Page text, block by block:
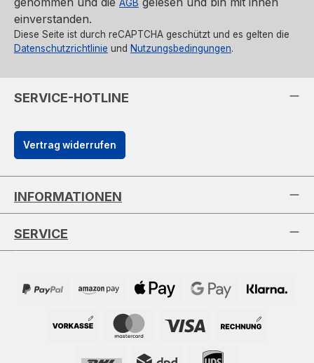
AGB
einverstanden.
Diese Seite ist durch reCAPTCHA geschützt und es gelten die
Datenschutzrichtlinie und Nutzungsbedingungen.
SERVICE-HOTLINE
Vertrag widerrufen
INFORMATIONEN
SERVICE